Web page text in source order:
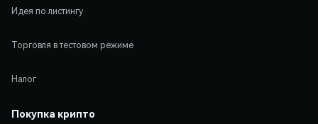
Идея по листингу
Торговля в тестовом режиме
Налог
Покупка крипто